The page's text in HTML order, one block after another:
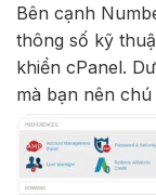
Bên cạnh
thông số kỹ
khiển cPanel.
mà bạn nên chú